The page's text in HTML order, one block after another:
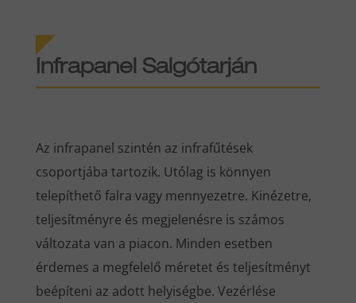
Infrapanel Salgótarján
Az infrapanel szintén az infrafűtések
csoportjába tartozik. Utólag is könnyen
telepíthető falra vagy mennyezetre. Kinézetre,
teljesítményre és megjelenésre is számos
változata van a piacon. Minden esetben
érdemes a megfelelő méretet és teljesítményt
beépíteni az adott helyiségbe. Vezérlése